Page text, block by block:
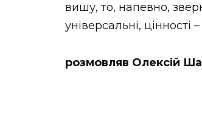
вишу, то, напевно,
універсальні, цінності –
розмовляв Олексій